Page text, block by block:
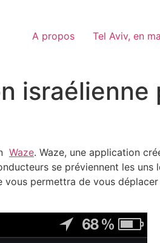
A propos Tel Aviv, en
israélienne
Waze. Waze, une application
se préviennent les
permettra de vous